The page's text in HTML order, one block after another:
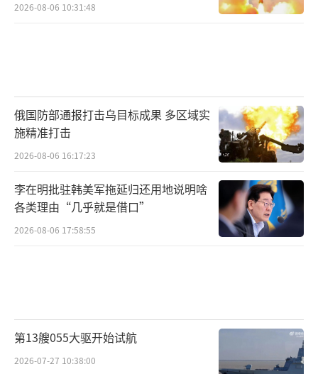
2026-08-06 10:31:48
俄国防部通报打击乌目标成果 多区域实
施精准打击
2026-08-06 16:17:23
李在明批驻韩美军拖延归还用地说明啥
各类理由“几乎就是借口”
2026-08-06 17:58:55
第13艘055大驱开始试航
2026-07-27 10:38:00